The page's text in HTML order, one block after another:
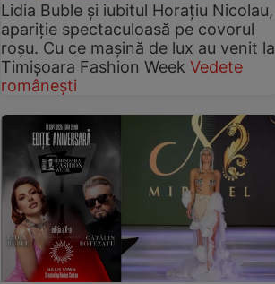
Lidia Buble și iubitul Horațiu Nicolau,
apariție spectaculoasă pe covorul
roșu. Cu ce mașină de lux au venit la
Timișoara Fashion Week Vedete
românești